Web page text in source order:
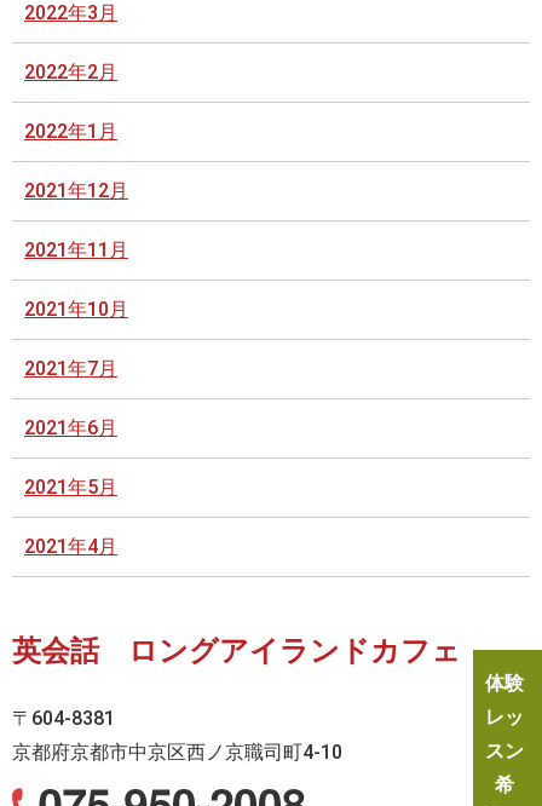
2022年3月
2022年2月
2022年1月
2021年12月
2021年11月
2021年10月
2021年7月
2021年6月
2021年5月
2021年4月
英会話 ロングアイランドカフェ
〒604-8381
京都府京都市中京区西ノ京職司町4-10
体験
レッ
スン
希